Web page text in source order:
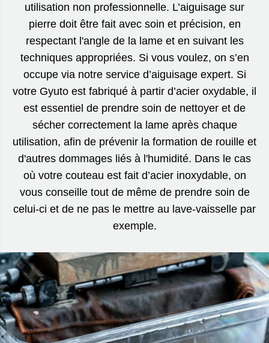
utilisation non professionnelle. L’aiguisage sur
pierre doit être fait avec soin et précision, en
respectant l'angle de la lame et en suivant les
techniques appropriées. Si vous voulez, on s’en
occupe via notre service d’aiguisage expert. Si
votre Gyuto est fabriqué à partir d’acier oxydable, il
est essentiel de prendre soin de nettoyer et de
sécher correctement la lame après chaque
utilisation, afin de prévenir la formation de rouille et
d'autres dommages liés à l'humidité. Dans le cas
où votre couteau est fait d’acier inoxydable, on
vous conseille tout de même de prendre soin de
celui-ci et de ne pas le mettre au lave-vaisselle par
exemple.